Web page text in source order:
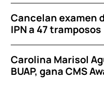
Cancelan examen
IPN a 47 tramposos
Carolina Marisol
BUAP, gana CMS